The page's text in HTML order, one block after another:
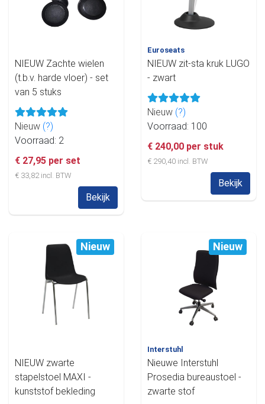
NIEUW Zachte wielen
(t.b.v. harde vloer) - set
van 5 stuks
Nieuw (?)
Voorraad: 2
€ 27,95 per set
€ 33,82 incl. BTW
Bekijk
Euroseats
NIEUW zit-sta kruk LUGO
- zwart
Nieuw (?)
Voorraad: 100
€ 240,00 per stuk
€ 290,40 incl. BTW
Bekijk
Nieuw
NIEUW zwarte
stapelstoel MAXI -
kunststof bekleding
Nieuw
Interstuhl
Nieuwe Interstuhl
Prosedia bureaustoel -
zwarte stof